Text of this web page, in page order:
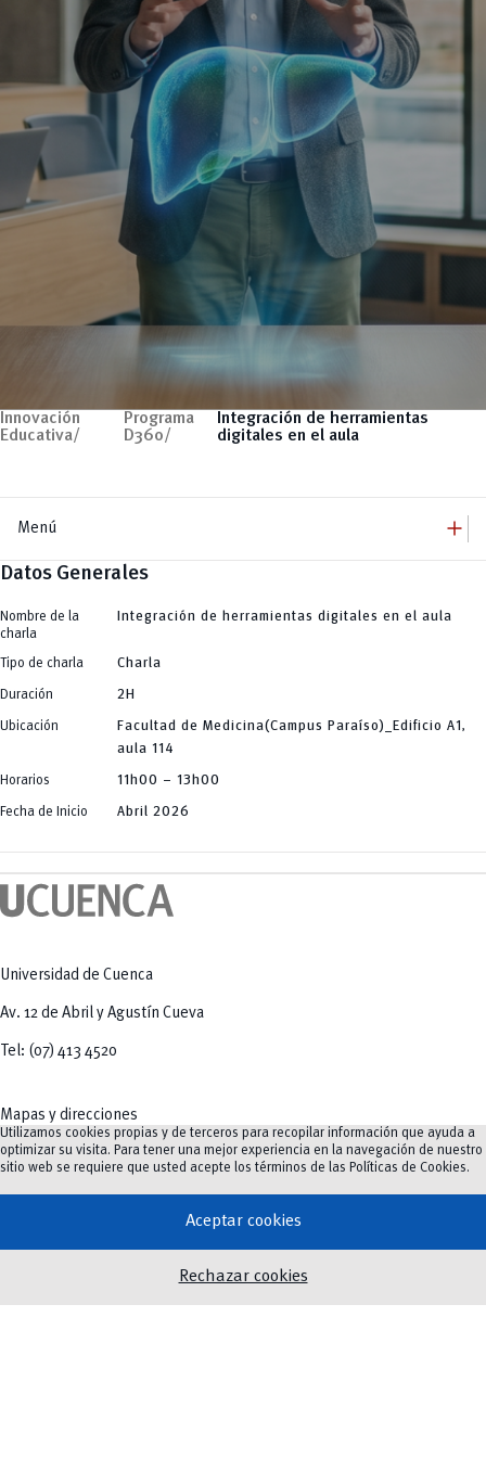
Innovación
Educativa/
Programa
D360/
Integración de herramientas
digitales en el aula
Menú add
Innovación Educativa
add
Equipo
Comunidades de Aprendizaje
add
Charlas Conversatorios
InformaT Comunidad
add
Tendencias Educativas
Herramientas Educativas
add
Creación de Contenidos Audiovisuales
Creación de Imágenes
Generación y Análisis de Código para Ingeniería y Ciencias Aplicadas
Plataformas Educativas
add
Evaluación Docente
Datos Generales
Nombre de la
charla
Integración de herramientas digitales en el aula
Tipo de charla Charla
Duración 2H
Ubicación
Facultad de Medicina(Campus Paraíso)_Edificio A1,
aula 114
Horarios 11h00 – 13h00
Fecha de Inicio Abril 2026
Universidad de Cuenca
Av. 12 de Abril y Agustín Cueva
Tel: (07) 413 4520
Mapas y direcciones
Utilizamos cookies propias y de terceros para recopilar información que ayuda a
optimizar su visita. Para tener una mejor experiencia en la navegación de nuestro
sitio web se requiere que usted acepte los términos de las Políticas de Cookies.
Aceptar cookies
Rechazar cookies